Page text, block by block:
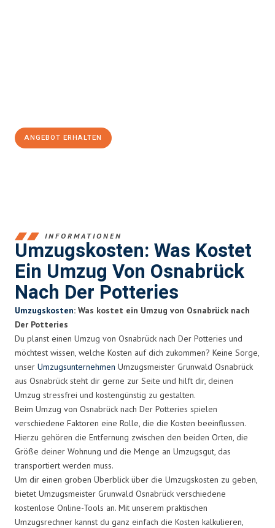
ANGEBOT ERHALTEN
INFORMATIONEN
Umzugskosten: Was Kostet
Ein Umzug Von Osnabrück
Nach Der Potteries
Umzugskosten: Was kostet ein Umzug von Osnabrück nach
Der Potteries
Du planst einen Umzug von Osnabrück nach Der Potteries und
möchtest wissen, welche Kosten auf dich zukommen? Keine Sorge,
unser Umzugsunternehmen Umzugsmeister Grunwald Osnabrück
aus Osnabrück steht dir gerne zur Seite und hilft dir, deinen
Umzug stressfrei und kostengünstig zu gestalten.
Beim Umzug von Osnabrück nach Der Potteries spielen
verschiedene Faktoren eine Rolle, die die Kosten beeinflussen.
Hierzu gehören die Entfernung zwischen den beiden Orten, die
Größe deiner Wohnung und die Menge an Umzugsgut, das
transportiert werden muss.
Um dir einen groben Überblick über die Umzugskosten zu geben,
bietet Umzugsmeister Grunwald Osnabrück verschiedene
kostenlose Online-Tools an. Mit unserem praktischen
Umzugsrechner kannst du ganz einfach die Kosten kalkulieren,